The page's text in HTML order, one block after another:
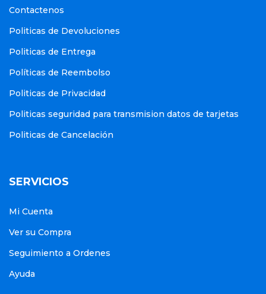
Contactenos
Politicas de Devoluciones
Politicas de Entrega
Políticas de Reembolso
Politicas de Privacidad
Politicas seguridad para transmision datos de tarjetas
Politicas de Cancelación
SERVICIOS
Mi Cuenta
Ver su Compra
Seguimiento a Ordenes
Ayuda